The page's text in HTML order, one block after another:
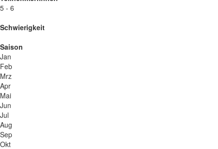
5 - 6
Schwierigkeit
Saison
Jan
Feb
Mrz
Apr
Mai
Jun
Jul
Aug
Sep
Okt